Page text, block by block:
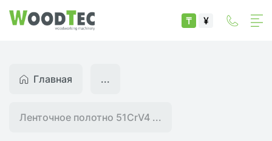
₸ ¥
Главная
Ленточное полотно 51CrV4 ...
...